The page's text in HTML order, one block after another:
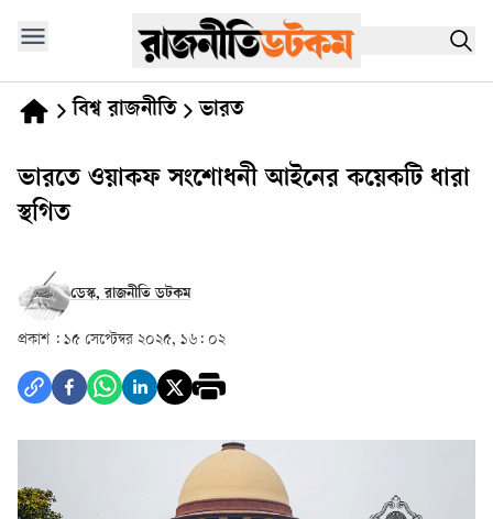
বিশ্ব রাজনীতি ভারত
ভারতে ওয়াকফ সংশোধনী আইনের কয়েকটি ধারা
স্থগিত
ডেস্ক, রাজনীতি ডটকম
প্রকাশ : ১৫ সেপ্টেম্বর ২০২৫, ১৬: ০২